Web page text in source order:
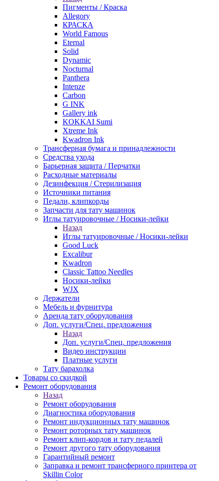
Пигменты / Краска
Allegory
КРАСКА
World Famous
Eternal
Solid
Dynamic
Nocturnal
Panthera
Intenze
Carbon
G INK
Gallery ink
KOKKAI Sumi
Xtreme Ink
Kwadron Ink
Трансферная бумага и принадлежности
Средства ухода
Барьерная защита / Перчатки
Расходные материалы
Дезинфекция / Стерилизация
Источники питания
Педали, клипкорды
Запчасти для тату машинок
Иглы татуировочные / Носики-лейки
Назад
Иглы татуировочные / Носики-лейки
Good Luck
Excalibur
Kwadron
Classic Tattoo Needles
Носики-лейки
WJX
Держатели
Мебель и фурнитура
Аренда тату оборудования
Доп. услуги/Спец. предложения
Назад
Доп. услуги/Спец. предложения
Видео инструкции
Платные услуги
Тату барахолка
Товары со скидкой
Ремонт оборудования
Назад
Ремонт оборудования
Диагностика оборудования
Ремонт индукционных тату машинок
Ремонт роторных тату машинок
Ремонт клип-кордов и тату педалей
Ремонт другого тату оборудования
Гарантийный ремонт
Заправка и ремонт трансферного принтера от
Skillin Color